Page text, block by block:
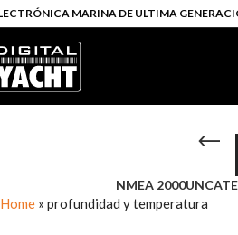
MARINA DE ULTIMA
NMEA 2000
Home » profundidad y temperatura